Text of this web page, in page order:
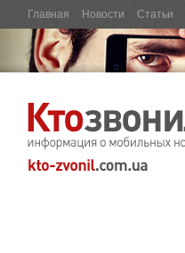
Главная Новости Статьи